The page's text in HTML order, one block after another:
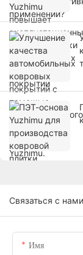
Связаться с нами
Имя